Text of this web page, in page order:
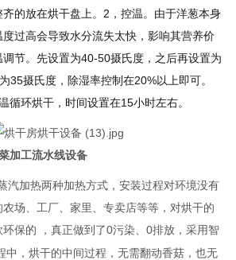
的放在烘干盘上。 2，控温。由于洋葱本身
过高会导致水分流失太快，影响其营养价
节。先设置为40-50摄氏度，之后再设置为
35摄氏度，除湿率控制在20%以上即可。
循环烘干，时间设置在15小时左右。
加工流水线设备
汽加热两种加热方式，安装过程对环境没有
场、工厂、家里、专卖店等等，对烘干的
保的 ，真正做到了0污染、0排放，采用智
中，烘干的中间过程，无需翻动香菇 ，也无